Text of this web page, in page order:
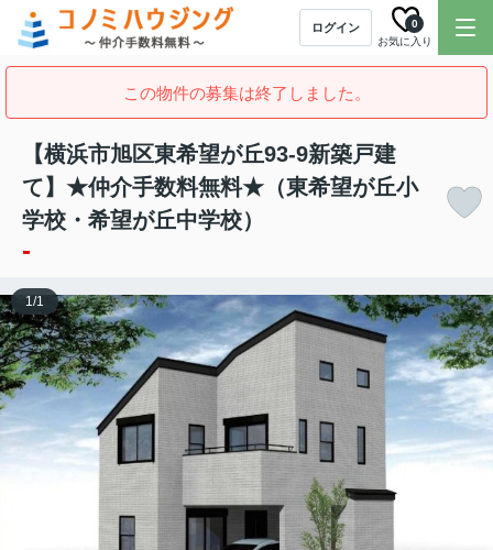
ログイン
お気に入り
0
この物件の募集は終了しました。
【横浜市旭区東希望が丘93-9新築戸建
て】★仲介手数料無料★（東希望が丘小
学校・希望が丘中学校）
-
1/1